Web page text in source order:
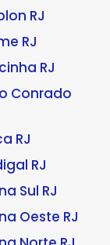
RJ
RJ
RJ
Conrado
RJ
RJ
Sul RJ
Oeste RJ